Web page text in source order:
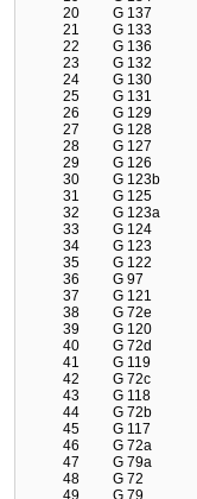
20
G 137
21
G 133
22
G 136
23
G 132
24
G 130
25
G 131
26
G 129
27
G 128
28
G 127
29
G 126
30
G 123b
31
G 125
32
G 123a
33
G 124
34
G 123
35
G 122
36
G 97
37
G 121
38
G 72e
39
G 120
40
G 72d
41
G 119
42
G 72c
43
G 118
44
G 72b
45
G 117
46
G 72a
47
G 79a
48
G 72